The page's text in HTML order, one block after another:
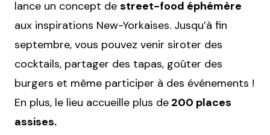
lance un concept de street-food éphémère
aux inspirations New-Yorkaises. Jusqu’à fin
septembre, vous pouvez venir siroter des
cocktails, partager des tapas, goûter des
burgers et même participer à des événements !
En plus, le lieu accueille plus de 200 places
assises.